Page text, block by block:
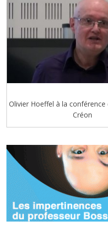
Olivier Hoeffel à la
Créon